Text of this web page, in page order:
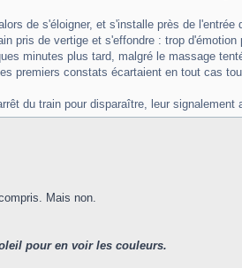
de s'éloigner, et s'installe près de
pris de vertige et s'effondre : trop
minutes plus tard, malgré le massage
premiers constats écartaient en tout cas
du train pour disparaître, leur
Mais non.
pour en voir les couleurs.